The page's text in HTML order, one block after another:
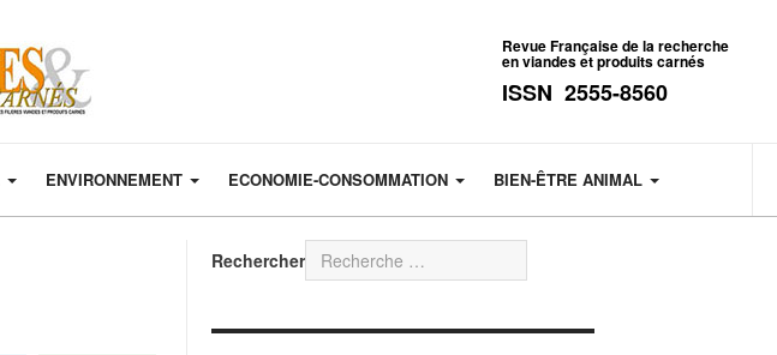
Revue Française de la recherche
en viandes et produits carnés
ISSN 2555-8560
ENVIRONNEMENT ECONOMIE-CONSOMMATION BIEN-ÊTRE ANIMAL
Rechercher